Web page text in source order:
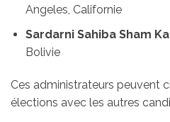
Angeles, Californie
Sardarni Sahiba Sham
Bolivie
Ces administrateurs peuvent
élections avec les autres